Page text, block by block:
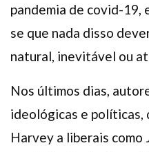
pandemia de covid-
se que nada disso
natural, inevitável ou
Nos últimos dias,
ideológicas e políticas,
Harvey a liberais como